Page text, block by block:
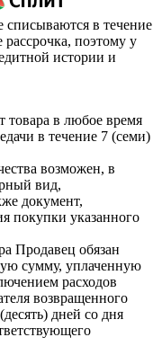
списываются в течение
поэтому у
истории и
товара в любое время
в течение 7 (семи)
возможен, в
вид,
документ,
покупки указанного
Продавец обязан
сумму, уплаченную
расходов
возвращенного
дней со дня